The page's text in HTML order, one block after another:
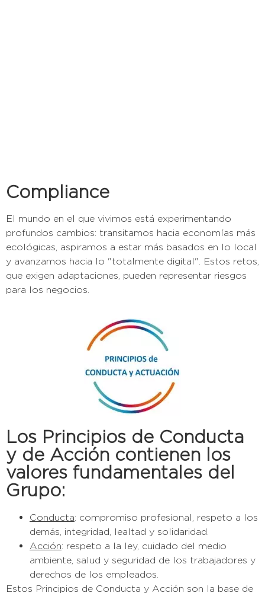
Compliance
El mundo en el que vivimos está experimentando
profundos cambios: transitamos hacia economías más
ecológicas, aspiramos a estar más basados en lo local
y avanzamos hacia lo "totalmente digital". Estos retos,
que exigen adaptaciones, pueden representar riesgos
para los negocios. ​
Los Principios de Conducta
y de Acción contienen los
valores fundamentales del
Grupo:
Conducta: compromiso profesional, respeto a los
demás, integridad, lealtad y solidaridad.
Acción: respeto a la ley, cuidado del medio
ambiente, salud y seguridad de los trabajadores y
derechos de los empleados.
Estos Principios de Conducta y Acción son la base de